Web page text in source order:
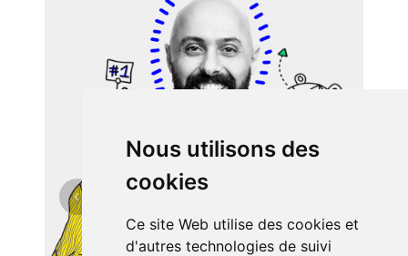
Nous utilisons des
cookies
Ce site Web utilise des cookies et
d'autres technologies de suivi